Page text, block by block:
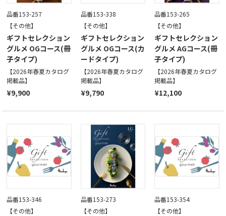
品番153-257
【その他】
ギフトセレクション
グルメ OGコース(冊
子タイプ)
【2026年春夏カタログ
掲載品】
¥9,900
品番153-338
【その他】
ギフトセレクション
グルメ OGコース(カ
ードタイプ)
【2026年春夏カタログ
掲載品】
¥9,790
品番153-265
【その他】
ギフトセレクション
グルメ AGコース(冊
子タイプ)
【2026年春夏カタログ
掲載品】
¥12,100
品番153-346
【その他】
品番153-273
【その他】
品番153-354
【その他】